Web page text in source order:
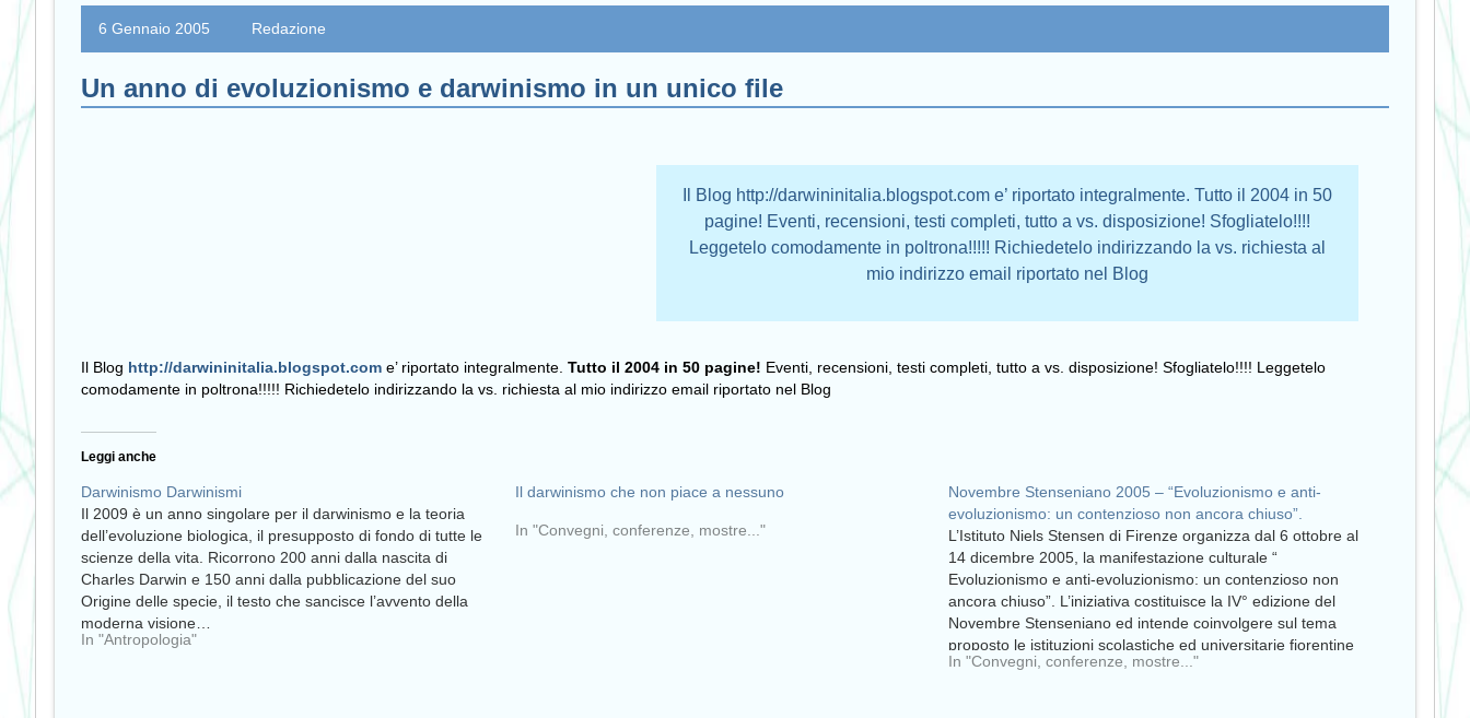
6 Gennaio 2005 Redazione
Un anno di evoluzionismo e darwinismo in un unico file
Il Blog http://darwininitalia.blogspot.com e’ riportato integralmente. Tutto il 2004 in 50
pagine! Eventi, recensioni, testi completi, tutto a vs. disposizione! Sfogliatelo!!!!
Leggetelo comodamente in poltrona!!!!! Richiedetelo indirizzando la vs. richiesta al
mio indirizzo email riportato nel Blog
Il Blog http://darwininitalia.blogspot.com e’ riportato integralmente. Tutto il 2004 in 50 pagine! Eventi, recensioni, testi completi, tutto a vs. disposizione! Sfogliatelo!!!! Leggetelo
comodamente in poltrona!!!!! Richiedetelo indirizzando la vs. richiesta al mio indirizzo email riportato nel Blog
Leggi anche
Darwinismo Darwinismi
Il 2009 è un anno singolare per il darwinismo e la teoria
dell’evoluzione biologica, il presupposto di fondo di tutte le
scienze della vita. Ricorrono 200 anni dalla nascita di
Charles Darwin e 150 anni dalla pubblicazione del suo
Origine delle specie, il testo che sancisce l’avvento della
moderna visione…
In "Antropologia"
Il darwinismo che non piace a nessuno
In "Convegni, conferenze, mostre..."
Novembre Stenseniano 2005 – “Evoluzionismo e anti-
evoluzionismo: un contenzioso non ancora chiuso”.
L’Istituto Niels Stensen di Firenze organizza dal 6 ottobre al
14 dicembre 2005, la manifestazione culturale “
Evoluzionismo e anti-evoluzionismo: un contenzioso non
ancora chiuso”. L’iniziativa costituisce la IV° edizione del
Novembre Stenseniano ed intende coinvolgere sul tema
proposto le istituzioni scolastiche ed universitarie fiorentine
e della Regione Toscana (credo…
In "Convegni, conferenze, mostre..."